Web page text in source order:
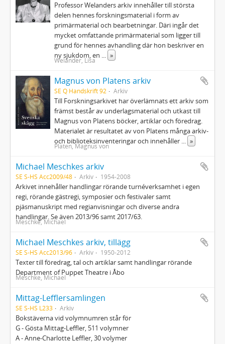
Professor Welanders arkiv innehåller till största
delen hennes forskningsmaterial i form av
primärmaterial och bearbetningar. Däri ingår det
mycket omfattande primärmaterial som ligger till
grund för hennes avhandling där hon beskriver en
ny sjukdom, en ... »
Welander, Lisa
Magnus von Platens arkiv
SE Q Handskrift 92 Arkiv
Till Forskningsarkivet har överlämnats ett arkiv som
främst består av underlagsmaterial och utkast till
Magnus von Platens böcker, artiklar och föredrag.
Materialet är resultatet av von Platens många arkiv-
och biblioteksinventeringar och innehåller ... »
Platen, Magnus von
Michael Meschkes arkiv
SE S-HS Acc2009/48 Arkiv 1954-2008
Arkivet innehåller handlingar rörande turnéverksamhet i egen
regi, rörande gästregi, symposier och festivaler samt
pjäsmanuskript med regianvisningar och diverse andra
handlingar. Se även 2013/96 samt 2017/63.
Meschke, Michael
Michael Meschkes arkiv, tillägg
SE S-HS Acc2013/96 Arkiv 1950-2012
Texter till föredrag, tal och artiklar samt handlingar rörande
Department of Puppet Theatre i Åbo
Meschke, Michael
Mittag-Lefflersamlingen
SE S-HS L233 Arkiv
Bokstäverna vid volymnumren står för
G - Gösta Mittag-Leffler, 511 volymner
A - Anne-Charlotte Leffler, 30 volymer